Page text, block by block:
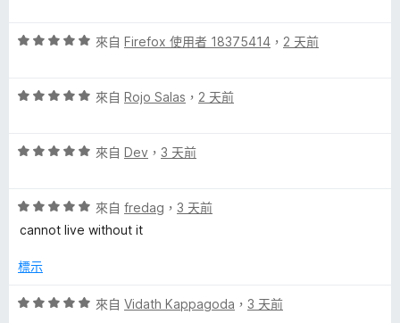
分
分
分
評
分
分
來自 Firefox 使用者 18375414 ， 2 天前
評
分
分
5
來自 Rojo Salas ， 2 天前
評
分
，
分
分
來自 Dev ， 3 天前
評
價
分
滿
來自 fredag ， 3 天前
cannot live without it
標示
評
來自 Vidath Kappagoda ， 3 天前